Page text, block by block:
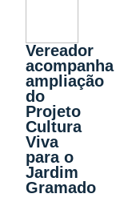
Vereador
acompanha
ampliação
do
Projeto
Cultura
Viva
para o
Jardim
Gramado